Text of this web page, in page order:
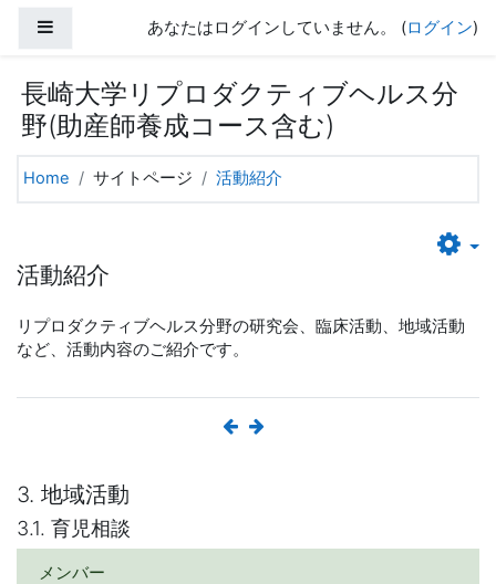
サイドパネルあなたはログインしていません。 (ログイン)
長崎大学リプロダクティブヘルス分
野(助産師養成コース含む)
Home サイトページ 活動紹介
活動紹介
リプロダクティブヘルス分野の研究会、臨床活動、地域活動
など、活動内容のご紹介です。
3. 地域活動
3.1. 育児相談
メンバー